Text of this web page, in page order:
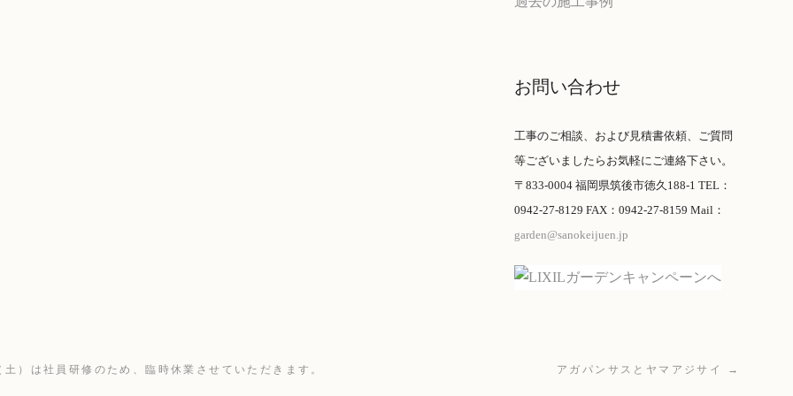
お問い合わせ
工事のご相談、および見積書依頼、ご質問
等ございましたらお気軽にご連絡下さい。
〒833-0004 福岡県筑後市徳久188-1 TEL：
0942-27-8129 FAX：0942-27-8159 Mail：
garden@sanokeijuen.jp
）は社員研修のため、臨時休業させていただきます。 アガパンサスとヤマアジサイ →